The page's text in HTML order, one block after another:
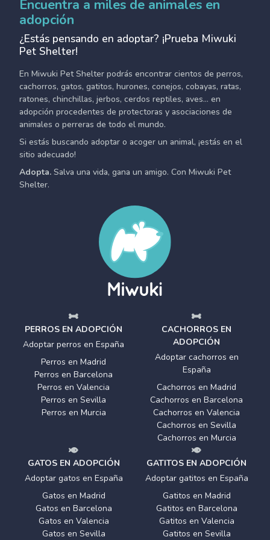
Encuentra a miles de animales en
adopción
¿Estás pensando en adoptar? ¡Prueba Miwuki
Pet Shelter!
En Miwuki Pet Shelter podrás encontrar cientos de perros,
cachorros, gatos, gatitos, hurones, conejos, cobayas, ratas,
ratones, chinchillas, jerbos, cerdos reptiles, aves... en
adopción procedentes de protectoras y asociaciones de
animales o perreras de todo el mundo.
Si estás buscando adoptar o acoger un animal, ¡estás en el
sitio adecuado!
Adopta. Salva una vida, gana un amigo. Con Miwuki Pet
Shelter.
PERROS EN ADOPCIÓN
Adoptar perros en España
Perros en Madrid
Perros en Barcelona
Perros en Valencia
Perros en Sevilla
Perros en Murcia
CACHORROS EN
ADOPCIÓN
Adoptar cachorros en
España
Cachorros en Madrid
Cachorros en Barcelona
Cachorros en Valencia
Cachorros en Sevilla
Cachorros en Murcia
GATOS EN ADOPCIÓN
Adoptar gatos en España
Gatos en Madrid
Gatos en Barcelona
Gatos en Valencia
Gatos en Sevilla
GATITOS EN ADOPCIÓN
Adoptar gatitos en España
Gatitos en Madrid
Gatitos en Barcelona
Gatitos en Valencia
Gatitos en Sevilla